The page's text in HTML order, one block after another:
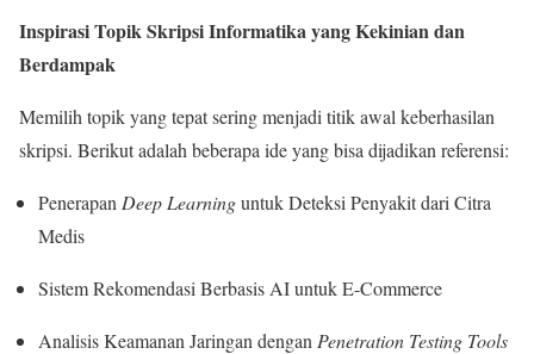
Inspirasi Topik Skripsi Informatika yang Kekinian dan
Berdampak
Memilih topik yang tepat sering menjadi titik awal keberhasilan
skripsi. Berikut adalah beberapa ide yang bisa dijadikan referensi:
Penerapan Deep Learninguntuk Deteksi Penyakit dari Citra
Medis
Sistem Rekomendasi Berbasis AI untuk E-Commerce
Analisis Keamanan Jaringan dengan Penetration Testing Tools